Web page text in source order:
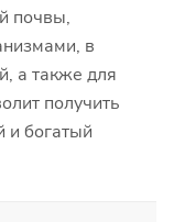
почвы,
в
а также для
получить
и богатый